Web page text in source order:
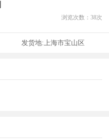
浏览次数： 38次
发货地: 上海市宝山区